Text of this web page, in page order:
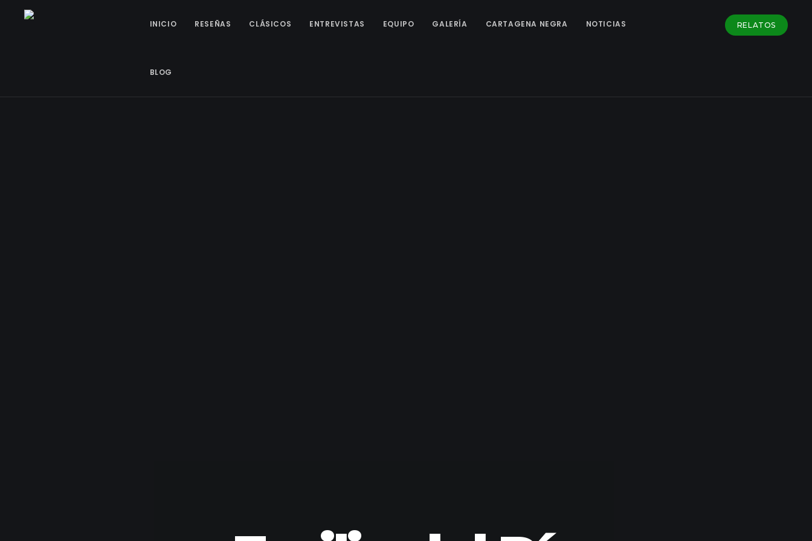
INICIO RESEÑAS CLÁSICOS ENTREVISTAS EQUIPO GALERÍA CARTAGENA NEGRA NOTICIAS
BLOG
RELATOS